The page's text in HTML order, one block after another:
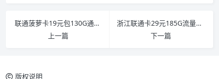
联通菠萝卡19元包130G通用+30G定向+100分钟通话
上一篇
浙江联通卡29元185G流量+100分钟通话
下一篇
版权说明